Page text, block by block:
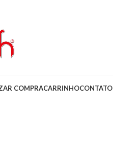
COMPRACARRINHOCONTATO